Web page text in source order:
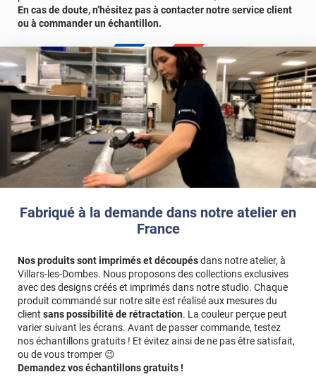
Fabriqué à la demande dans notre atelier en
France
Nos produits sont imprimés et découpésdans notre atelier, à
Villars-les-Dombes. Nous proposons des collections exclusives
avec des designs créés et imprimés dans notre studio. Chaque
produit commandé sur notre site est réalisé aux mesures du
client sans possibilité de rétractation. La couleur perçue peut
varier suivant les écrans. Avant de passer commande, testez
nos échantillons gratuits ! Et évitez ainsi de ne pas être satisfait,
ou de vous tromper 😉
Demandez vos échantillons gratuits !
En cas de doute, n’hésitez pas à contacter notre service client
ou à commander un échantillon.